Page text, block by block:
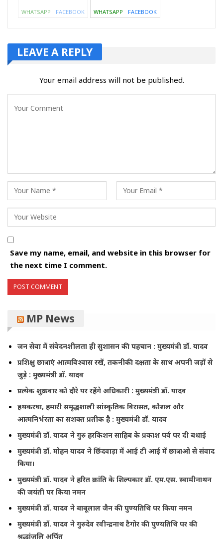
WHATSAPP
FACEBOOK
WHATSAPP
FACEBOOK
LEAVE A REPLY
Your email address will not be published.
Save my name, email, and website in this browser for
the next time I comment.
MP News
जन सेवा में संवेदनशीलता ही सुशासन की पहचान : मुख्यमंत्री डॉ. यादव
प्रशिक्षु छात्राएं आत्मविश्वास रखें, तकनीकी दक्षता के साथ अपनी जड़ों से
जुड़े : मुख्यमंत्री डॉ. यादव
प्रत्येक शुक्रवार को दौरे पर रहेंगे अधिकारी : मुख्यमंत्री डॉ. यादव
हथकरघा, हमारी समृद्धशाली सांस्कृतिक विरासत, कौशल और
आत्मनिर्भरता का सशक्त प्रतीक है : मुख्यमंत्री डॉ. यादव
मुख्यमंत्री डॉ. यादव ने गुरु हरकिशन साहिब के प्रकाश पर्व पर दी बधाई
मुख्यमंत्री डॉ. मोहन यादव ने छिंदवाड़ा में आई टी आई में छात्राओ से संवाद
किया।
मुख्यमंत्री डॉ. यादव ने हरित क्रांति के शिल्पकार डॉ. एम.एस. स्वामीनाथन
की जयंती पर किया नमन
मुख्यमंत्री डॉ. यादव ने बाबूलाल जैन की पुण्यतिथि पर किया नमन
मुख्यमंत्री डॉ. यादव ने गुरुदेव रवीन्द्रनाथ टैगोर की पुण्यतिथि पर की
श्रद्धांजलि अर्पित